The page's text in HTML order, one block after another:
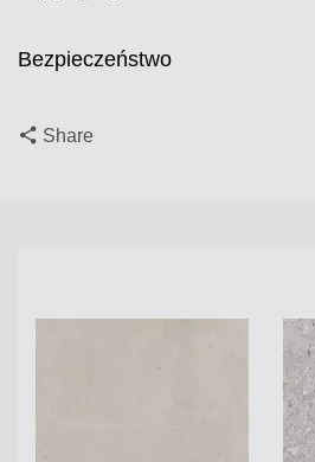
Bezpieczeństwo
Share